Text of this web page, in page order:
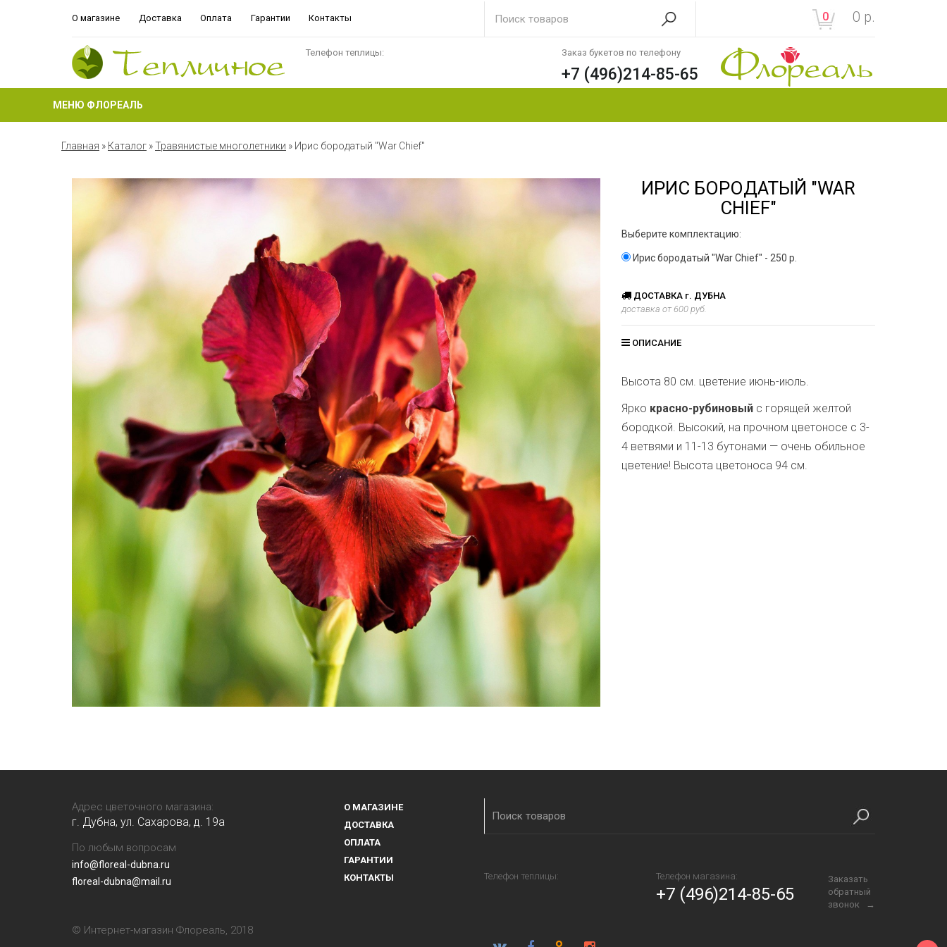
О магазине Доставка Оплата Гарантии Контакты 0 0 р.
Телефон теплицы: Заказ букетов по телефону
+7 (496)214-85-65
МЕНЮ ФЛОРЕАЛЬ
Главная » Каталог »Травянистые многолетники » Ирис бородатый "War Chief"
ИРИС БОРОДАТЫЙ "WAR
CHIEF"
Выберите комплектацию:
Ирис бородатый "War Chief" - 250 р.
ДОСТАВКА г. ДУБНА
доставка от 600 руб.
ОПИСАНИЕ
Высота 80 см. цветение июнь-июль.
Ярко красно-рубиновый с горящей желтой
бородкой. Высокий, на прочном цветоносе с 3-
4 ветвями и 11-13 бутонами — очень обильное
цветение! Высота цветоноса 94 см.
Адрес цветочного магазина:
г. Дубна, ул. Сахарова, д. 19a
По любым вопросам
info@floreal-dubna.ru
floreal-dubna@mail.ru
© Интернет-магазин Флореаль, 2018
О МАГАЗИНЕ
ДОСТАВКА
ОПЛАТА
ГАРАНТИИ
КОНТАКТЫ
Телефон теплицы: Телефон магазина:
+7 (496)214-85-65
Заказать
обратный
звонок →